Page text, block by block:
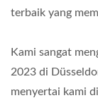
terbaik yang
Kami sangat
2023 di
menyertai kami